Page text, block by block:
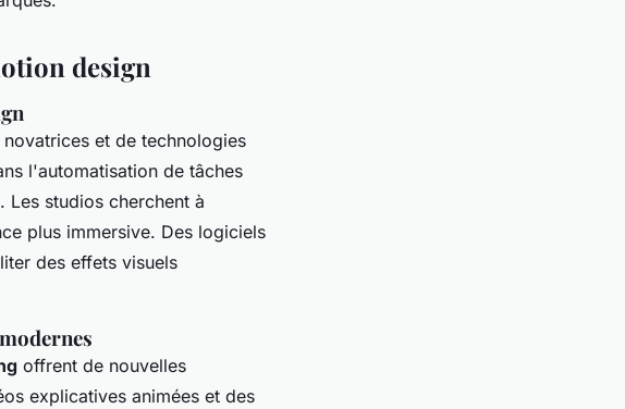
design
et de technologies
l'automatisation de tâches
. Les studios cherchent à
plus immersive. Des logiciels
des effets visuels
offrent de nouvelles
explicatives animées et des